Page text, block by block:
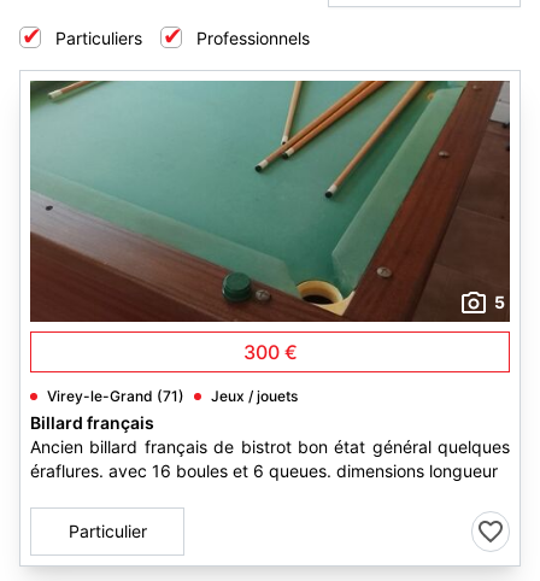
Particuliers Professionnels
5
300 €
Virey-le-Grand (71) Jeux / jouets
Billard français
Ancien billard français de bistrot bon état général quelques
éraflures. avec 16 boules et 6 queues. dimensions longueur
Particulier